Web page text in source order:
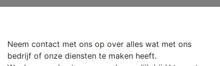
Neem contact met ons op over alles wat met ons
bedrijf of onze diensten te maken heeft.